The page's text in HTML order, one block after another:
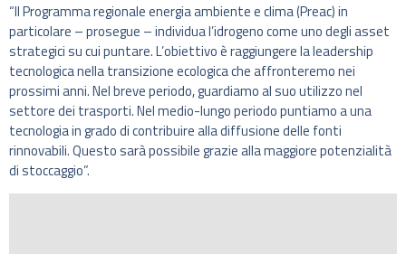
“Il Programma regionale energia ambiente e clima (Preac) in
particolare – prosegue – individua l’idrogeno come uno degli asset
strategici su cui puntare. L’obiettivo è raggiungere la leadership
tecnologica nella transizione ecologica che affronteremo nei
prossimi anni. Nel breve periodo, guardiamo al suo utilizzo nel
settore dei trasporti. Nel medio-lungo periodo puntiamo a una
tecnologia in grado di contribuire alla diffusione delle fonti
rinnovabili. Questo sarà possibile grazie alla maggiore potenzialità
di stoccaggio”.